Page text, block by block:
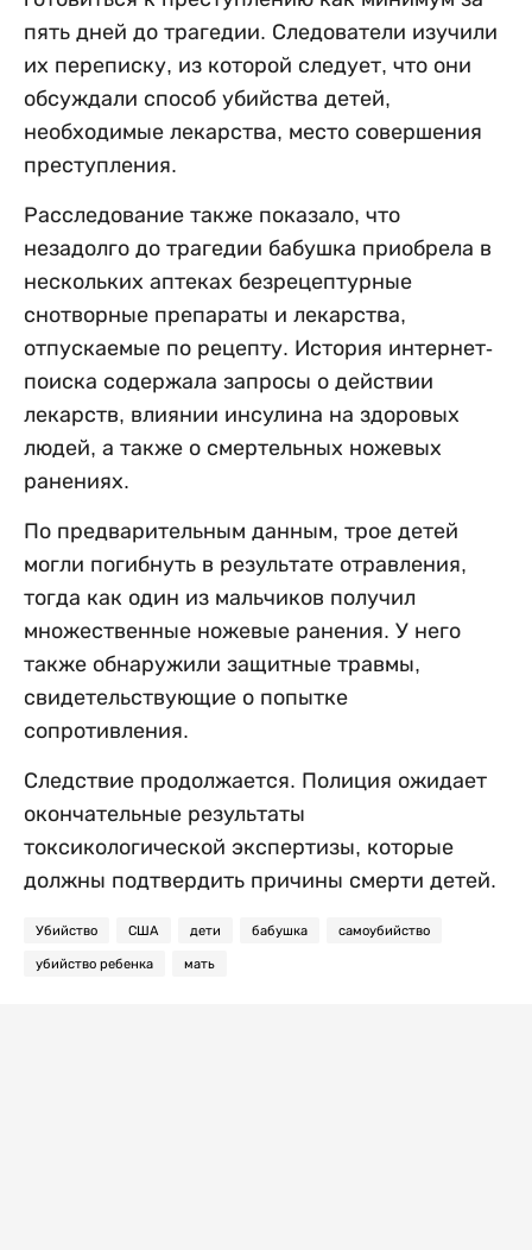
пять дней до трагедии. Следователи изучили
их переписку, из которой следует, что они
обсуждали способ убийства детей,
необходимые лекарства, место совершения
преступления.
Расследование также показало, что
незадолго до трагедии бабушка приобрела в
нескольких аптеках безрецептурные
снотворные препараты и лекарства,
отпускаемые по рецепту. История интернет-
поиска содержала запросы о действии
лекарств, влиянии инсулина на здоровых
людей, а также о смертельных ножевых
ранениях.
По предварительным данным, трое детей
могли погибнуть в результате отравления,
тогда как один из мальчиков получил
множественные ножевые ранения. У него
также обнаружили защитные травмы,
свидетельствующие о попытке
сопротивления.
Следствие продолжается. Полиция ожидает
окончательные результаты
токсикологической экспертизы, которые
должны подтвердить причины смерти детей.
Убийство США дети бабушка самоубийство
убийство ребенка мать